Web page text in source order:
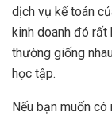
dịch vụ kế toán
kinh doanh đó
thường giống
học tập.
Nếu bạn muốn